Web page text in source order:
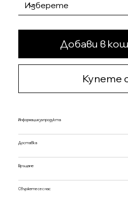
Добави в
Купете
Информация за продукта
Доставка
Връщане
Свържете се с нас